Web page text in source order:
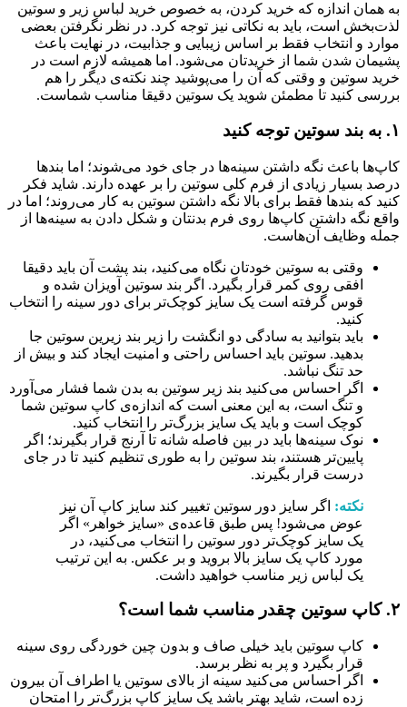
به همان اندازه که خرید کردن، به خصوص خرید لباس زیر و سوتین
لذت‌بخش است، باید به نکاتی نیز توجه کرد. در نظر نگرفتن بعضی
موارد و انتخاب فقط بر اساس زیبایی و جذابیت، در نهایت باعث
پشیمان شدن شما از خریدتان می‌شود. اما همیشه لازم است در
خرید سوتین و وقتی که آن را می‌پوشید چند نکته‌ی دیگر را هم
بررسی کنید تا مطمئن شوید یک سوتین دقیقا مناسب شماست.
۱. به بند سوتین توجه کنید
کاپ‌ها باعث نگه داشتن سینه‌ها در جای خود می‌شوند؛ اما بندها
درصد بسیار زیادی از فرم کلی سوتین را بر عهده دارند. شاید فکر
کنید که بندها فقط برای بالا نگه‌ داشتن سوتین به کار می‌روند؛ اما در
واقع نگه داشتن کاپ‌ها روی فرم بدنتان و شکل دادن به سینه‌ها از
جمله وظایف آن‌هاست.
وقتی به سوتین خودتان نگاه می‌کنید، بند پشت آن باید دقیقا
افقی روی کمر قرار بگیرد. اگر بند سوتین آویزان شده و
قوس گرفته است یک سایز کوچک‌تر برای دور سینه را انتخاب
کنید.
باید بتوانید به سادگی دو انگشت را زیر بند زیرین سوتین جا
بدهید. سوتین باید احساس راحتی و امنیت ایجاد کند و بیش از
حد تنگ نباشد.
اگر احساس می‌کنید بند زیر سوتین به بدن شما فشار می‌آورد
و تنگ است، به این معنی است که اندازه‌ی کاپ سوتین شما
کوچک است و باید یک سایز بزرگ‌تر را انتخاب کنید.
نوک سینه‌ها باید در بین فاصله شانه تا آرنج قرار بگیرند؛ اگر
پایین‌تر هستند، بند سوتین را به طوری تنظیم کنید تا در جای
درست قرار بگیرند.
نکته: اگر سایز دور سوتین تغییر کند سایز کاپ آن نیز
عوض می‌شود! پس طبق قاعده‌ی «سایز خواهر» اگر
یک سایز کوچک‌تر دور سوتین را انتخاب می‌کنید، در
مورد کاپ یک سایز بالا بروید و بر عکس. به این ترتیب
یک لباس زیر مناسب خواهید داشت.
۲. کاپ سوتین چقدر مناسب شما است؟
کاپ سوتین باید خیلی صاف و بدون چین خوردگی روی سینه
قرار بگیرد و پر به نظر برسد.
اگر احساس می‌کنید سینه از بالای سوتین یا اطراف آن بیرون
زده است، شاید بهتر باشد یک سایز کاپ بزرگ‌تر را امتحان